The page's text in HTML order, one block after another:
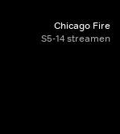
Chicago Fire
S5-14 streamen